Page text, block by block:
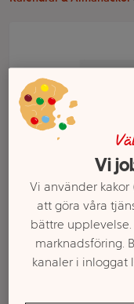
Vi
Vi använder
att göra våra
bättre
marknadsföring.
kanaler i inloggat